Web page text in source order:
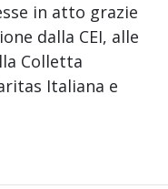
in atto grazie
dalla CEI, alle
Colletta
Italiana e